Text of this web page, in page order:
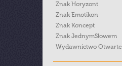
Znak Horyzont
Znak Emotikon
Znak Koncept
Znak JednymSłowem
Wydawnictwo Otwarte